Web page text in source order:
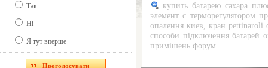
Так
Ні
Я тут вперше
купить батарею сахара
элемент с терморегулятором
опалення киев
кран pettinaroli
способи підключення батарей
примішень форум